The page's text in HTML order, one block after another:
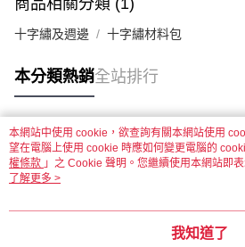
十字繡及週邊 十字繡材料包
本分類熱銷全站排行
熱門標籤
本網站中使用 cookie，欲查詢有關本網站使用
望在電腦上使用 cookie 時應如何變更電腦的
權條款 」之 Cookie 聲明。您繼續使用本網站即
用條款之 Cookie 聲明使用 cookie。
了解更多 >
我知道了